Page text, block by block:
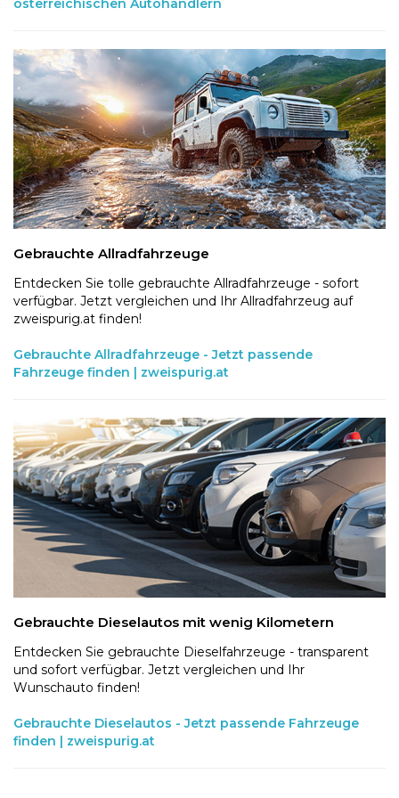
österreichischen Autohändlern
Gebrauchte Allradfahrzeuge
Entdecken Sie tolle gebrauchte Allradfahrzeuge - sofort
verfügbar. Jetzt vergleichen und Ihr Allradfahrzeug auf
zweispurig.at finden!
Gebrauchte Allradfahrzeuge - Jetzt passende
Fahrzeuge finden | zweispurig.at
Gebrauchte Dieselautos mit wenig Kilometern
Entdecken Sie gebrauchte Dieselfahrzeuge - transparent
und sofort verfügbar. Jetzt vergleichen und Ihr
Wunschauto finden!
Gebrauchte Dieselautos - Jetzt passende Fahrzeuge
finden | zweispurig.at